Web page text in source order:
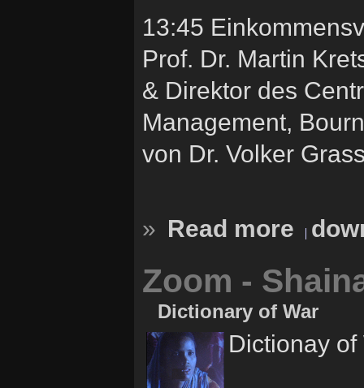
13:45
Prof. Dr. Martin
& Direktor des
Management,
von Dr. Volker
» Read more
Zoom -
Dictionary of War
Dictionay